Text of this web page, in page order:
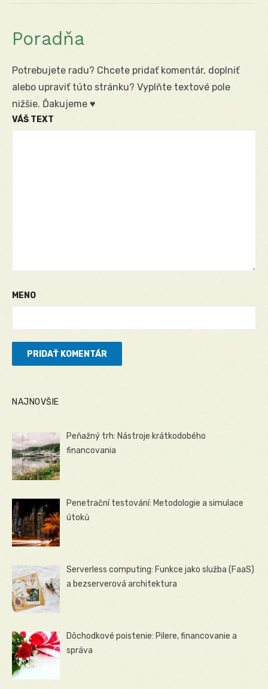
Poradňa
Potrebujete radu? Chcete pridať komentár, doplniť
alebo upraviť túto stránku? Vyplňte textové pole
nižšie. Ďakujeme ♥
VÁŠ TEXT
MENO
NAJNOVŠIE
Peňažný trh: Nástroje krátkodobého
financovania
Penetrační testování: Metodologie a simulace
útoků
Serverless computing: Funkce jako služba (FaaS)
a bezserverová architektura
Dôchodkové poistenie: Pilere, financovanie a
správa